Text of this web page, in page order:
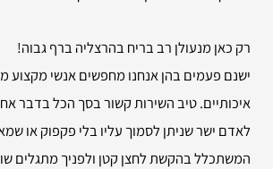
רק כאן מנעולן רב בריח בהרצליה ברף גבוה!
ישנם פעמים בהן אנחנו מחפשים אנשי מקצוע
איכותיים. טיב השירות קשור בסך הכל בדבר
לאדם ישר שניתן לסמוך עליו בלי פקפוק או
המשתכלל בהקשת לחצן קטן ולפניך מתגלים